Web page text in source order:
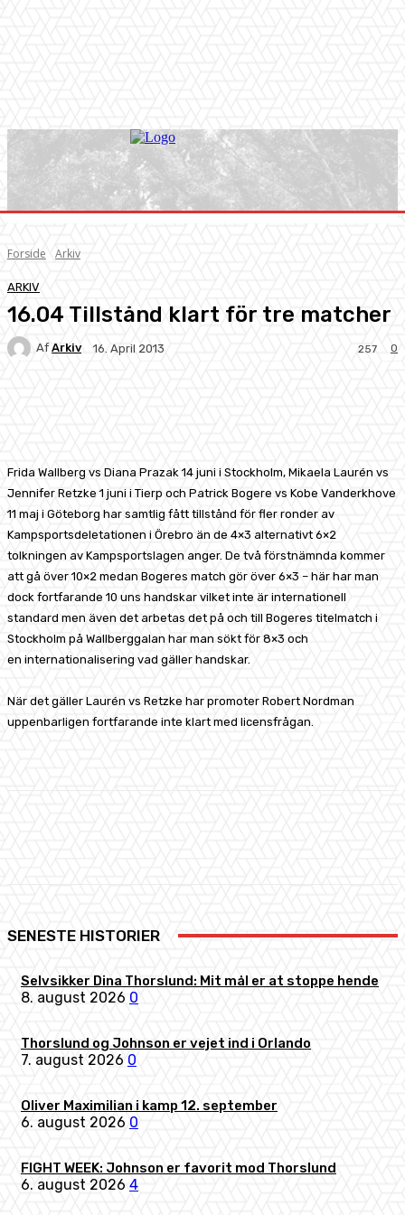
Forside Arkiv
ARKIV
16.04 Tillstånd klart för tre matcher
Af Arkiv 16. April 2013 0
257
Frida Wallberg vs Diana Prazak 14 juni i Stockholm, Mikaela Laurén vs
Jennifer Retzke 1 juni i Tierp och Patrick Bogere vs Kobe Vanderkhove
11 maj i Göteborg har samtlig fått tillstånd för fler ronder av
Kampsportsdeletationen i Örebro än de 4×3 alternativt 6×2
tolkningen av Kampsportslagen anger. De två förstnämnda kommer
att gå över 10×2 medan Bogeres match gör över 6×3 – här har man
dock fortfarande 10 uns handskar vilket inte är internationell
standard men även det arbetas det på och till Bogeres titelmatch i
Stockholm på Wallberggalan har man sökt för 8×3 och
en internationalisering vad gäller handskar.
När det gäller Laurén vs Retzke har promoter Robert Nordman
uppenbarligen fortfarande inte klart med licensfrågan.
SENESTE HISTORIER
Selvsikker Dina Thorslund: Mit mål er at stoppe hende
8. august 2026 0
Thorslund og Johnson er vejet ind i Orlando
7. august 2026 0
Oliver Maximilian i kamp 12. september
6. august 2026 0
FIGHT WEEK: Johnson er favorit mod Thorslund
6. august 2026 4